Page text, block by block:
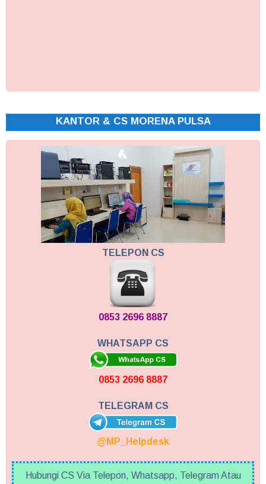
KANTOR & CS MORENA PULSA
TELEPON CS
0853 2696 8887
WHATSAPP CS
0853 2696 8887
TELEGRAM CS
@MP_Helpdesk
Hubungi CS Via Telepon, Whatsapp, Telegram Atau